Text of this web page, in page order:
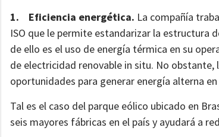
1.
Eficiencia energética. La compañía
ISO que le permite estandarizar la estructura
de ello es el uso de energía térmica en su
de electricidad renovable in situ. No
oportunidades para generar energía alterna
Tal es el caso del parque eólico ubicado en
seis mayores fábricas en el país y ayudará a